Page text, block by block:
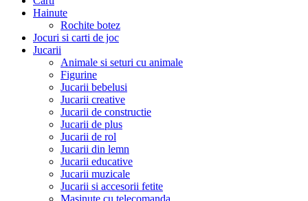
Hainute
Rochite botez
Jocuri si carti de joc
Jucarii
Animale si seturi cu animale
Figurine
Jucarii bebelusi
Jucarii creative
Jucarii de constructie
Jucarii de plus
Jucarii de rol
Jucarii din lemn
Jucarii educative
Jucarii muzicale
Jucarii si accesorii fetite
Masinute cu telecomanda